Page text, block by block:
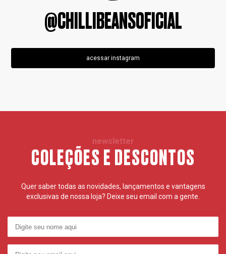
@CHILLIBEANSOFICIAL
acessar instagram
newsletter
COLEÇÕES E DESCONTOS
Quer saber todas as novidades, lançamentos e vantagens
exclusivas de nossa loja? Deixe seu email com a gente.